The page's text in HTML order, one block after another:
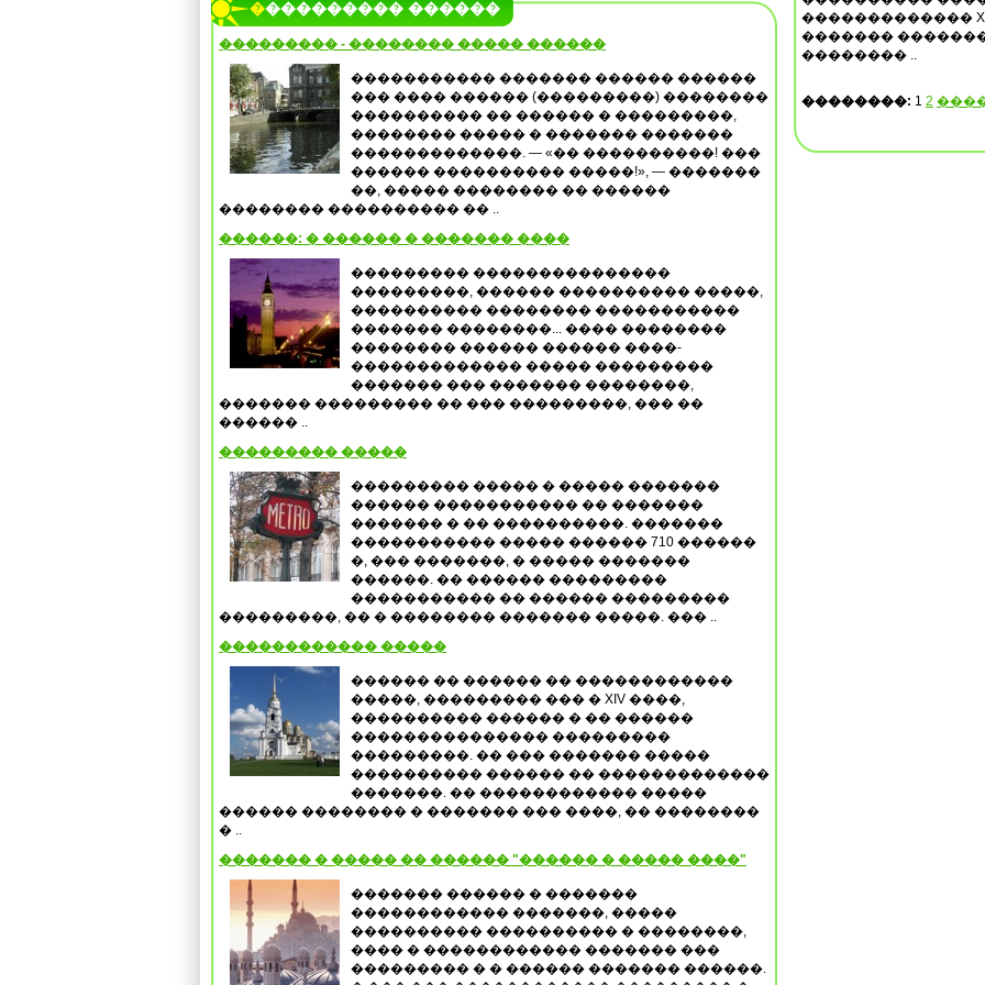
���������� ������
��������� - �������� ����� ������
����������� ������� ������ ������
��� ���� ������ (���������) ��������
���������� �� ������ � ���������,
�������� ����� � ������� �������
�������������. — «�� ����������! ���
������ ���������� �����!», — �������
��, ����� �������� �� ������
�������� ���������� �� ..
������: � ������ � ������� ����
��������� ���������������
���������, ������ ���������� �����,
���������� �������� �����������
������� ��������... ���� ��������
�������� ������ ������ ����-
������������� ����� ���������
������� ��� ������� ��������,
������� ��������� �� ��� ���������, ��� ��
������ ..
��������� �����
��������� ����� � ����� �������
������ ����������� �� �������
������� � �� ����������. �������
����������� ����� ������ 710 ������
�, ��� �������, � ����� �������
������. �� ������ ���������
����������� �� ������ ���������
���������, �� � �������� ������� �����. ��� ..
������������ �����
������ �� ������ �� ������������
�����, ��������� ��� � XIV ����,
���������� ������ � �� ������
��������������� ���������
���������. �� ��� ������� �����
���������� ������ �� �������������
�������. �� ������������ �����
������ �������� � ������� ��� ����, �� ��������
� ..
������� � ����� �� ������ "������ � ����� ����"
������� ������ � �������
������������ �������, �����
���������� ���������� � ��������,
���� � ������������ ������� ���
��������� � � ������ ������� ������.
�������������
�������
�������� ..
��������: 1 2